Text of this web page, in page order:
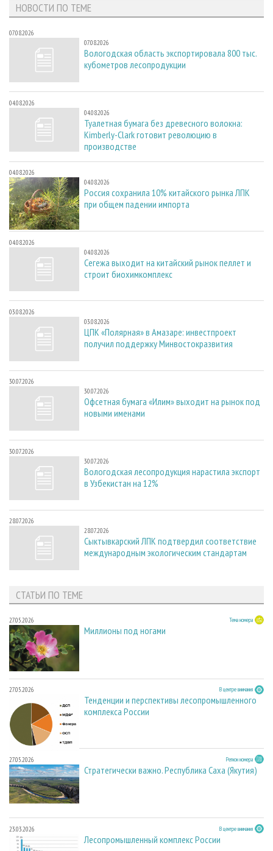
НОВОСТИ ПО ТЕМЕ
07.08.2026
07.08.2026
Вологодская область экспортировала 800 тыс.
кубометров лесопродукции
04.08.2026
04.08.2026
Туалетная бумага без древесного волокна:
Kimberly-Clark готовит революцию в
производстве
04.08.2026
04.08.2026
Россия сохранила 10% китайского рынка ЛПК
при общем падении импорта
04.08.2026
04.08.2026
Сегежа выходит на китайский рынок пеллет и
строит биохимкомплекс
03.08.2026
03.08.2026
ЦПК «Полярная» в Амазаре: инвестпроект
получил поддержку Минвостокразвития
30.07.2026
30.07.2026
Офсетная бумага «Илим» выходит на рынок под
новыми именами
30.07.2026
30.07.2026
Вологодская лесопродукция нарастила экспорт
в Узбекистан на 12%
28.07.2026
28.07.2026
Сыктывкарский ЛПК подтвердил соответствие
международным экологическим стандартам
СТАТЬИ ПО ТЕМЕ
27.05.2026 Тема номера
Миллионы под ногами
27.05.2026 В центре внимания
Тенденции и перспективы лесопромышленного
комплекса России
27.05.2026 Регион номера
Стратегически важно. Республика Саха (Якутия)
23.03.2026 В центре внимания
Лесопромышленный комплекс России